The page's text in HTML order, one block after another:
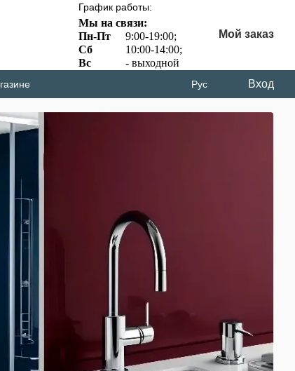
График работы:
Мы на связи:
Пн-Пт
9:00-19:00;
Сб
10:00-14:00;
Вс
- выходной
Мой заказ
Рус Вход